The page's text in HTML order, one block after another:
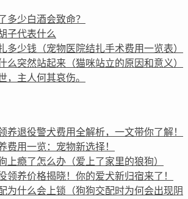
多少白酒会致命？
子代表什么
多少钱（宠物医院结扎手术费用一览表）
么突然站起来（猫咪站立的原因和意义）
，主人何其哀伤。
养退役警犬费用全解析，一文带你了解！
费用一览：宠物新选择！
上瘾了怎么办（爱上了家里的狼狗）
领养价格揭晓！你的爱犬新归宿来了！
为什么会上锁（狗狗交配时为何会出现阴